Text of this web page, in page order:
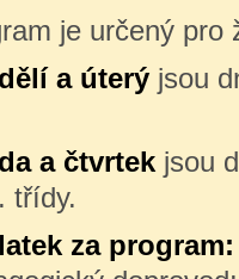
je určený pro
a úterý jsou
a čtvrtek jsou
třídy.
za program: